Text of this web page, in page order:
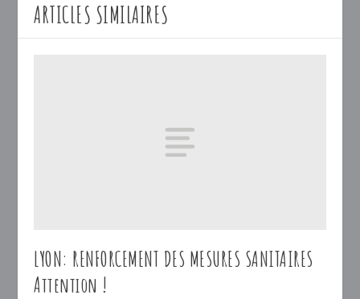
ARTICLES SIMILAIRES
LYON: RENFORCEMENT DES MESURES SANITAIRES
Attention !